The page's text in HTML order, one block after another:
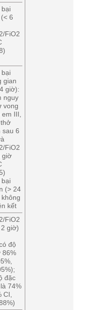
bại
6
FiO2
bại
gian
giờ):
nguy
vong
em III,
sau 6
FiO2
giờ
bại
(> 24
kết
FiO2
giờ)
độ
86%
đặc
74%
CI,